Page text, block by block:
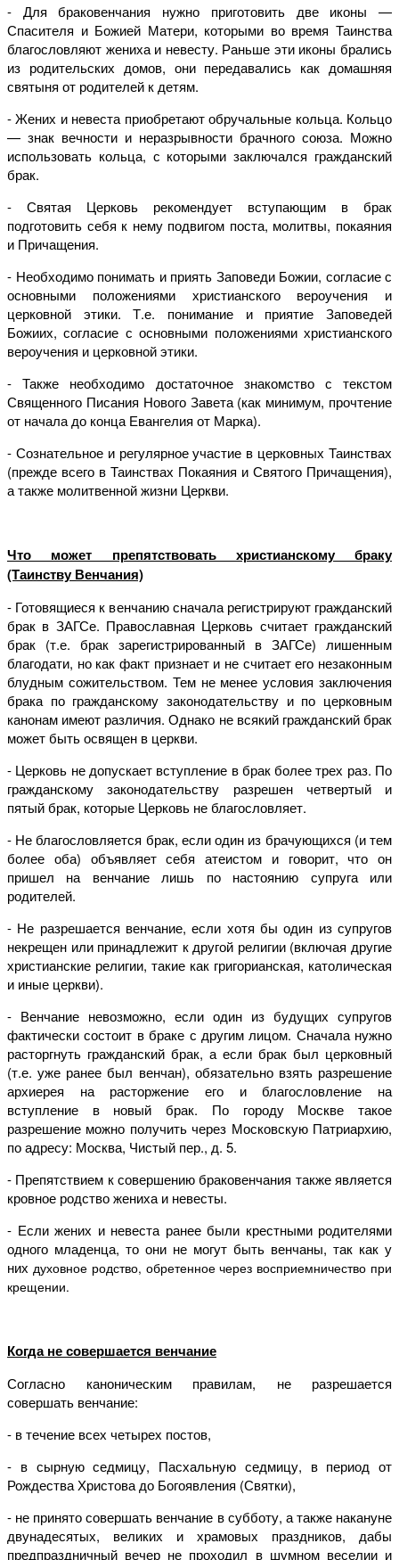
- Для браковенчания нужно приготовить две иконы —
Спасителя и Божией Матери, которыми во время Таинства
благословляют жениха и невесту. Раньше эти иконы брались
из родительских домов, они передавались как домашняя
святыня от родителей к детям.
- Жених и невеста приобретают обручальные кольца. Кольцо
— знак вечности и неразрывности брачного союза. Можно
использовать кольца, с которыми заключался гражданский
брак.
- Святая Церковь рекомендует вступающим в брак
подготовить себя к нему подвигом поста, молитвы, покаяния
и Причащения.
- Необходимо понимать и приять Заповеди Божии, согласие с
основными положениями христианского вероучения и
церковной этики. Т.е. понимание и приятие Заповедей
Божиих, согласие с основными положениями христианского
вероучения и церковной этики.
- Также необходимо достаточное знакомство с текстом
Священного Писания Нового Завета (как минимум, прочтение
от начала до конца Евангелия от Марка).
- Сознательное и регулярное участие в церковных Таинствах
(прежде всего в Таинствах Покаяния и Святого Причащения),
а также молитвенной жизни Церкви.
Что может препятствовать христианскому браку
(Таинству Венчания)
- Готовящиеся к венчанию сначала регистрируют гражданский
брак в ЗАГСе. Православная Церковь считает гражданский
брак (т.е. брак зарегистрированный в ЗАГСе) лишенным
благодати, но как факт признает и не считает его незаконным
блудным сожительством. Тем не менее условия заключения
брака по гражданскому законодательству и по церковным
канонам имеют различия. Однако не всякий гражданский брак
может быть освящен в церкви.
- Церковь не допускает вступление в брак более трех раз. По
гражданскому законодательству разрешен четвертый и
пятый брак, которые Церковь не благословляет.
- Не благословляется брак, если один из брачующихся (и тем
более оба) объявляет себя атеистом и говорит, что он
пришел на венчание лишь по настоянию супруга или
родителей.
- Не разрешается венчание, если хотя бы один из супругов
некрещен или принадлежит к другой религии (включая другие
христианские религии, такие как григорианская, католическая
и иные церкви).
- Венчание невозможно, если один из будущих супругов
фактически состоит в браке с другим лицом. Сначала нужно
расторгнуть гражданский брак, а если брак был церковный
(т.е. уже ранее был венчан), обязательно взять разрешение
архиерея на расторжение его и благословление на
вступление в новый брак. По городу Москве такое
разрешение можно получить через Московскую Патриархию,
по адресу: Москва, Чистый пер., д. 5.
- Препятствием к совершению браковенчания также является
кровное родство жениха и невесты.
- Если жених и невеста ранее были крестными родителями
одного младенца, то они не могут быть венчаны, так как у
них духовноеродство, обретенное через восприемничество при
крещении.
Когда не совершается венчание
Согласно каноническим правилам, не разрешается
совершать венчание:
- в течение всех четырех постов,
- в сырную седмицу, Пасхальную седмицу, в период от
Рождества Христова до Богоявления (Святки),
- не принято совершать венчание в субботу, а также накануне
двунадесятых, великих и храмовых праздников, дабы
предпраздничный вечер не проходил в шумном веселии и